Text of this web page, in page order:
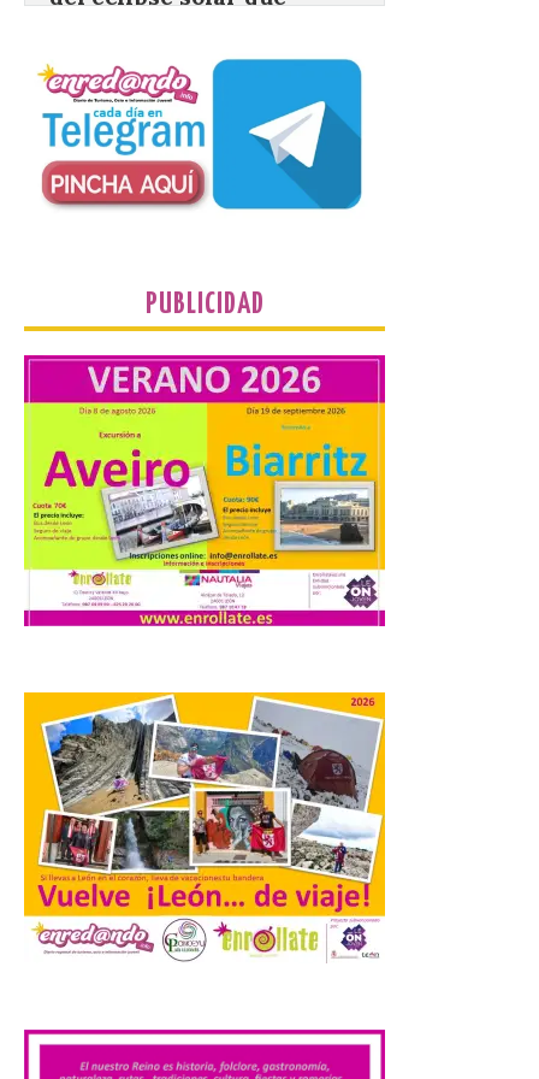
Los materiales ya pueden
recogerse gratuitamente
en la Oficina de
Información Turística de
León e incluyen, además
del programa del evento, una guía
práctica con recomendaciones
El Gobierno de España
lanza un visor web para
localizar y disfrutar del
eclipse solar del 12 de
agosto con seguridad
7 Ago 2026
Se trata de un visor web
que permite conocer la
posición exacta del Sol y
obstáculos. El visor es una herramienta a
la […]
El Ayuntamiento de
Zamora recibe a la Banda
de Música tras sus
históricos triunfos en
Kerkrade
7 Ago 2026
La agrupación zamorana
ha logrado una Medalla de
PUBLICIDAD